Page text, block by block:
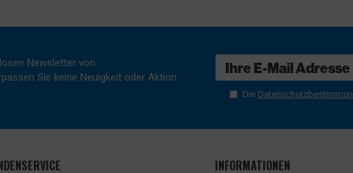
Newsletter von
Sie keine Neuigkeit oder Aktion
Die
INFORMATIONEN